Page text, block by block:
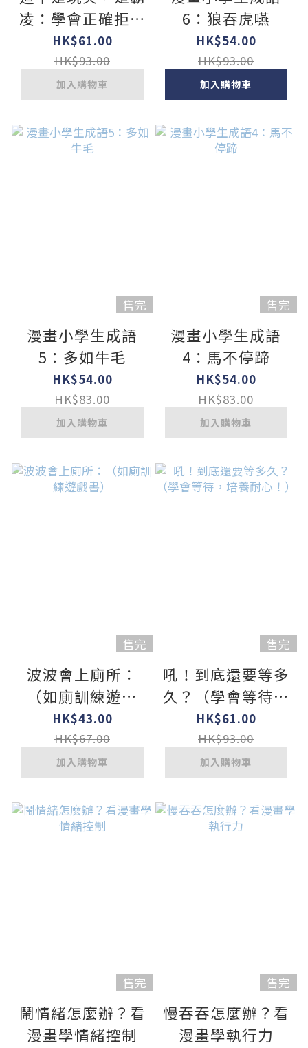
凌：學會正確拒絕
的勇氣
HK$61.00
HK$93.00
加入購物車
6：狼吞虎嚥
HK$54.00
HK$93.00
加入購物車
售完
漫畫小學生成語
5：多如牛毛
HK$54.00
HK$83.00
加入購物車
售完
漫畫小學生成語
4：馬不停蹄
HK$54.00
HK$83.00
加入購物車
售完
波波會上廁所：
（如廁訓練遊戲
書）
HK$43.00
HK$67.00
加入購物車
售完
吼！到底還要等多
久？（學會等待，
培養耐心！）
HK$61.00
HK$93.00
加入購物車
售完
鬧情緒怎麼辦？看
漫畫學情緒控制
售完
慢吞吞怎麼辦？看
漫畫學執行力